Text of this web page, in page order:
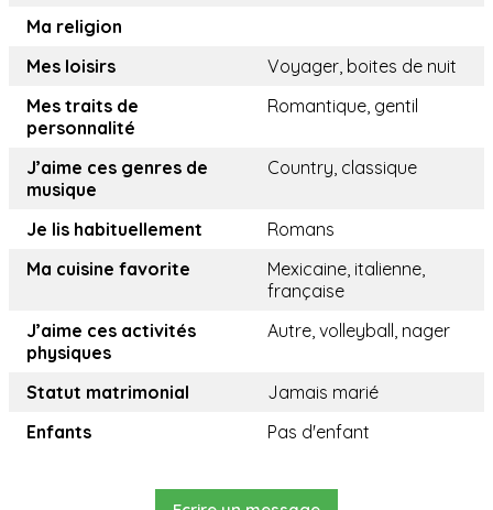
Ma religion
Mes loisirs
Voyager, boites de nuit
Mes traits de
personnalité
Romantique, gentil
J’aime ces genres de
musique
Country, classique
Je lis habituellement
Romans
Ma cuisine favorite
Mexicaine, italienne,
française
J’aime ces activités
physiques
Autre, volleyball, nager
Statut matrimonial
Jamais marié
Enfants
Pas d'enfant